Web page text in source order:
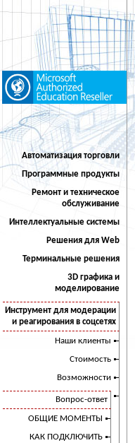
Автоматизация торговли
Программные продукты
Ремонт и техническое
обслуживание
Интеллектуальные системы
Решения для Web
Терминальные решения
3D графика и
моделирование
Инструмент для модерации
и реагирования в соцсетях
Наши клиенты
Стоимость
Возможности
Вопрос-ответ
ОБЩИЕ МОМЕНТЫ
КАК ПОДКЛЮЧИТЬ